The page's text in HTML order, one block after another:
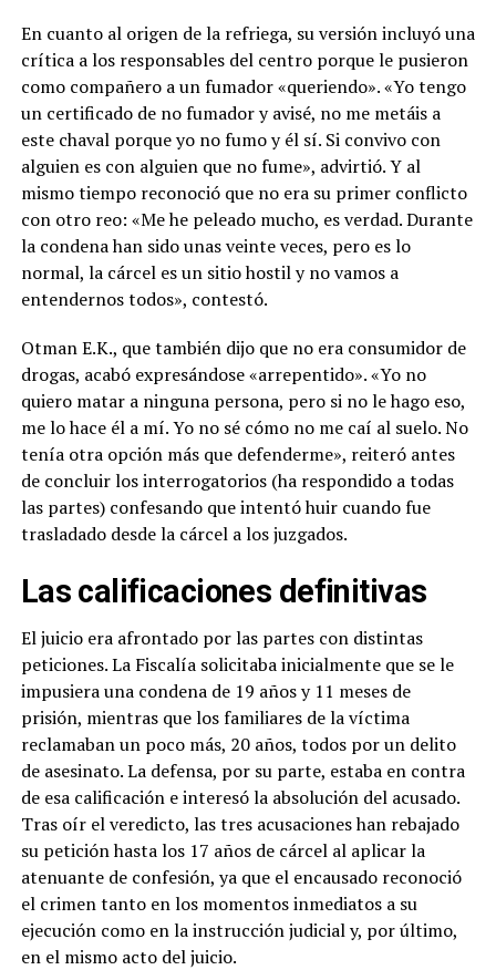
En cuanto al origen de la refriega, su versión incluyó una
crítica a los responsables del centro porque le pusieron
como compañero a un fumador «queriendo». «Yo tengo
un certificado de no fumador y avisé, no me metáis a
este chaval porque yo no fumo y él sí. Si convivo con
alguien es con alguien que no fume», advirtió. Y al
mismo tiempo reconoció que no era su primer conflicto
con otro reo: «Me he peleado mucho, es verdad. Durante
la condena han sido unas veinte veces, pero es lo
normal, la cárcel es un sitio hostil y no vamos a
entendernos todos», contestó.
Otman E.K., que también dijo que no era consumidor de
drogas, acabó expresándose «arrepentido». «Yo no
quiero matar a ninguna persona, pero si no le hago eso,
me lo hace él a mí. Yo no sé cómo no me caí al suelo. No
tenía otra opción más que defenderme», reiteró antes
de concluir los interrogatorios (ha respondido a todas
las partes) confesando que intentó huir cuando fue
trasladado desde la cárcel a los juzgados.
Las calificaciones definitivas
El juicio era afrontado por las partes con distintas
peticiones. La Fiscalía solicitaba inicialmente que se le
impusiera una condena de 19 años y 11 meses de
prisión, mientras que los familiares de la víctima
reclamaban un poco más, 20 años, todos por un delito
de asesinato. La defensa, por su parte, estaba en contra
de esa calificación e interesó la absolución del acusado.
Tras oír el veredicto, las tres acusaciones han rebajado
su petición hasta los 17 años de cárcel al aplicar la
atenuante de confesión, ya que el encausado reconoció
el crimen tanto en los momentos inmediatos a su
ejecución como en la instrucción judicial y, por último,
en el mismo acto del juicio.